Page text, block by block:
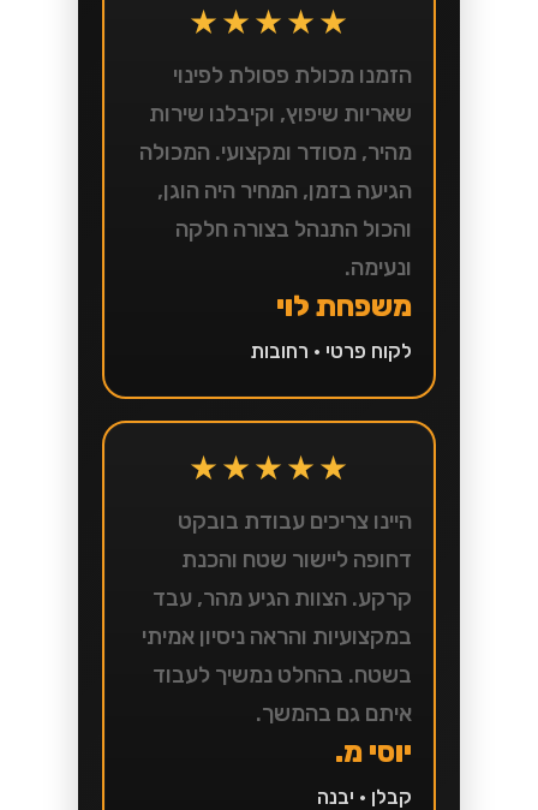
★★★★★
הזמנו מכולת פסולת לפינוי
שאריות שיפוץ, וקיבלנו שירות
מהיר, מסודר ומקצועי. המכולה
הגיעה בזמן, המחיר היה הוגן,
והכול התנהל בצורה חלקה
ונעימה.
משפחת לוי
לקוח פרטי • רחובות
★★★★★
היינו צריכים עבודת בובקט
דחופה ליישור שטח והכנת
קרקע. הצוות הגיע מהר, עבד
במקצועיות והראה ניסיון אמיתי
בשטח. בהחלט נמשיך לעבוד
איתם גם בהמשך.
יוסי מ.
קבלן • יבנה